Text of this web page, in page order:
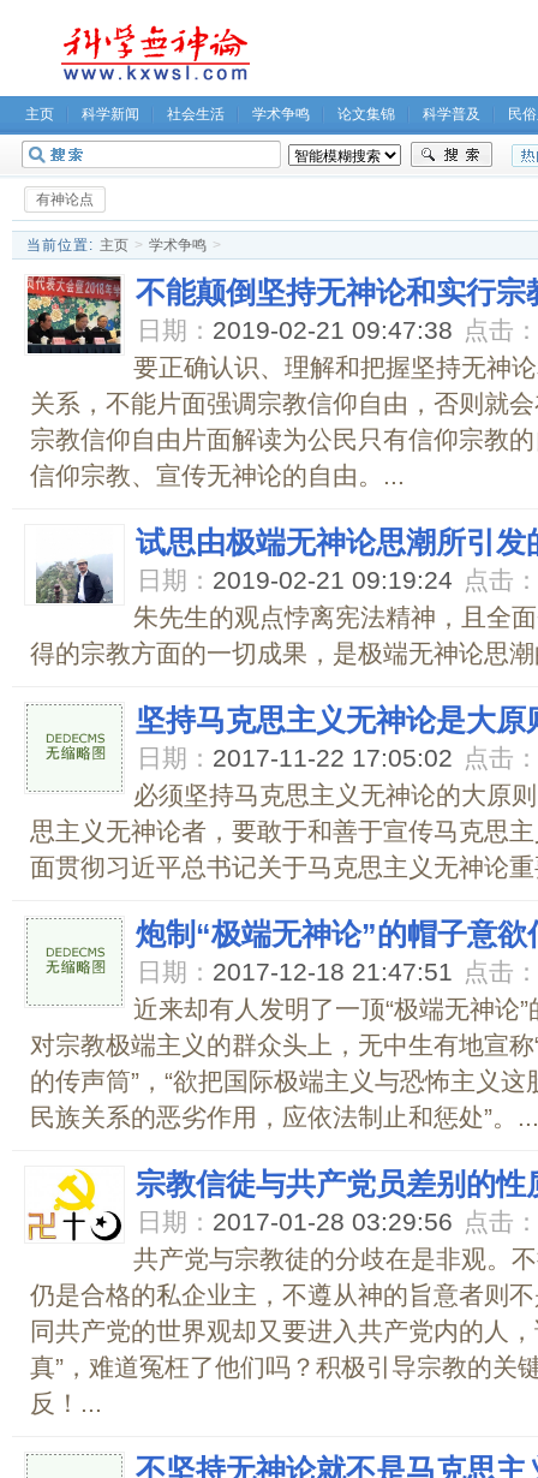
主页 科学新闻 社会生活 学术争鸣 论文集锦 科学普及 民
无神论坛
有神论点
当前位置: 主页 > 学术争鸣 >
不能颠倒坚持无神论和实行宗
日期： 2019-02-21 09:47:38 点击：
要正确认识、理解和把握坚持无神
关系，不能片面强调宗教信仰自由，否则就
宗教信仰自由片面解读为公民只有信仰宗教
信仰宗教、宣传无神论的自由。...
试思由极端无神论思潮所引发
日期： 2019-02-21 09:19:24 点击：
朱先生的观点悖离宪法精神，且全
得的宗教方面的一切成果，是极端无神论思
坚持马克思主义无神论是大原
日期： 2017-11-22 17:05:02 点击：
必须坚持马克思主义无神论的大原
思主义无神论者，要敢于和善于宣传马克思
面贯彻习近平总书记关于马克思主义无神论
炮制“极端无神论”的帽子意欲
日期： 2017-12-18 21:47:51 点击：
近来却有人发明了一顶“极端无神论
对宗教极端主义的群众头上，无中生有地宣
的传声筒”，“欲把国际极端主义与恐怖主义这
民族关系的恶劣作用，应依法制止和惩处”。...
宗教信徒与共产党员差别的性
日期： 2017-01-28 03:29:56 点击：
共产党与宗教徒的分歧在是非观。
仍是合格的私企业主，不遵从神的旨意者则
同共产党的世界观却又要进入共产党内的人
真”，难道冤枉了他们吗？积极引导宗教的关
反！...
不坚持无神论就不是马克思主